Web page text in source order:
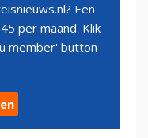
Een
per maand. Klik
member' button